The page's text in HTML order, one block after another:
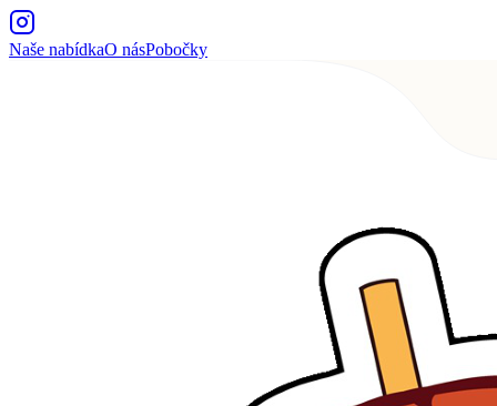
Naše nabídkaO násPobočky